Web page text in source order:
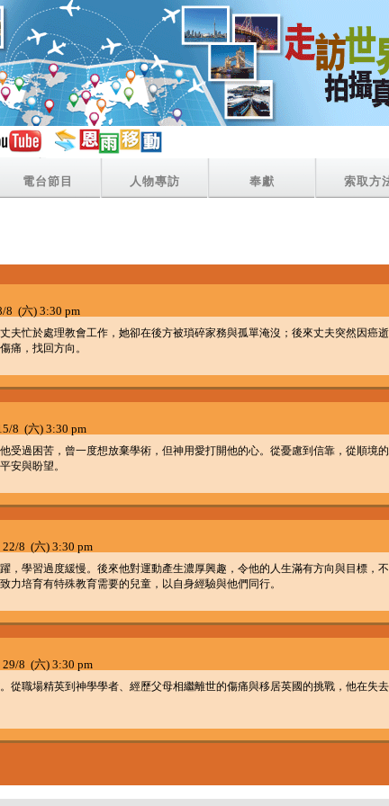
電台節目 人物專訪 奉獻 索取方
8 (六) 3:30 pm
夫忙於處理教會工作，她卻在後方被瑣碎家務與孤單淹沒；後來丈夫突然因癌
痛，找回方向。
8 (六) 3:30 pm
受過困苦，曾一度想放棄學術，但神用愛打開他的心。從憂慮到信靠，從順境
安與盼望。
8 (六) 3:30 pm
，學習過度緩慢。後來他對運動產生濃厚興趣，令他的人生滿有方向與目標，
力培育有特殊教育需要的兒童，以自身經驗與他們同行。
8 (六) 3:30 pm
從職場精英到神學學者、經歷父母相繼離世的傷痛與移居英國的挑戰，他在失